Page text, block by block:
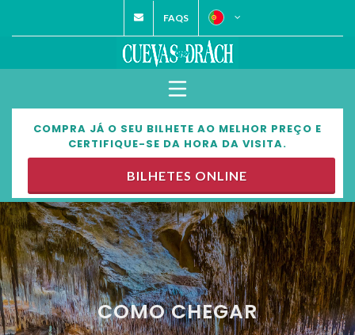
FAQS
COMPRA JÁ O SEU BILHETE AO MELHOR PREÇO E
CERTIFIQUE-SE DA HORA DA VISITA.
BILHETES ONLINE
COMO CHEGAR